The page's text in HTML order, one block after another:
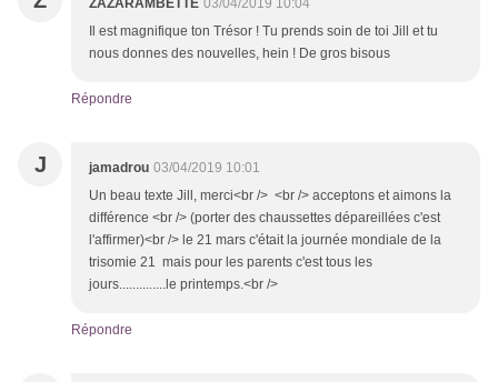
ZAZARAMBETTE 03/04/2019 10:04
Il est magnifique ton Trésor ! Tu prends soin de toi Jill et tu
nous donnes des nouvelles, hein ! De gros bisous
Répondre
J jamadrou 03/04/2019 10:01
Un beau texte Jill, merci<br /> <br /> acceptons et aimons la
différence <br /> (porter des chaussettes dépareillées c'est
l'affirmer)<br /> le 21 mars c'était la journée mondiale de la
trisomie 21 mais pour les parents c'est tous les
jours..............le printemps.<br />
Répondre